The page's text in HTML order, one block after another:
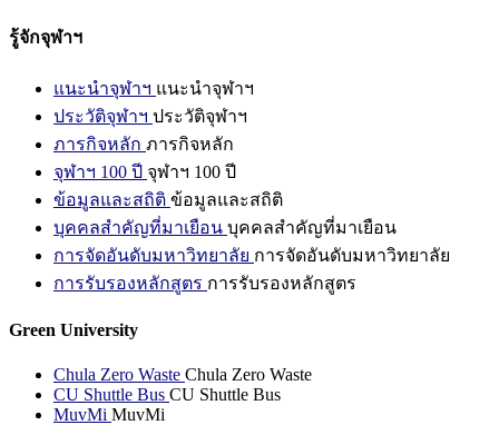
รู้จักจุฬาฯ
แนะนำจุฬาฯ แนะนำจุฬาฯ
ประวัติจุฬาฯ ประวัติจุฬาฯ
ภารกิจหลัก ภารกิจหลัก
จุฬาฯ 100 ปี จุฬาฯ 100 ปี
ข้อมูลและสถิติ ข้อมูลและสถิติ
บุคคลสำคัญที่มาเยือน บุคคลสำคัญที่มาเยือน
การจัดอันดับมหาวิทยาลัย การจัดอันดับมหาวิทยาลัย
การรับรองหลักสูตร การรับรองหลักสูตร
Green University
Chula Zero Waste Chula Zero Waste
CU Shuttle Bus CU Shuttle Bus
MuvMi MuvMi